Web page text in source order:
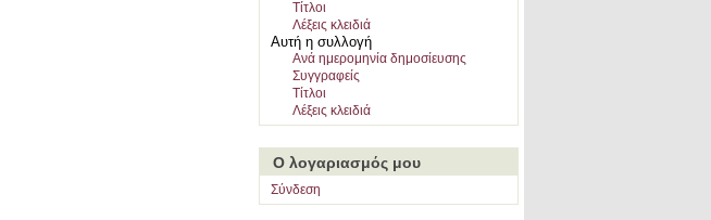
Τίτλοι
Λέξεις κλειδιά
Αυτή η συλλογή
Ανά ημερομηνία δημοσίευσης
Συγγραφείς
Τίτλοι
Λέξεις κλειδιά
Ο λογαριασμός μου
Σύνδεση